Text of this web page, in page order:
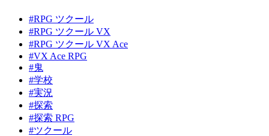
#RPG ツクール
#RPG ツクール VX
#RPG ツクール VX Ace
#VX Ace RPG
#鬼
#学校
#実況
#探索
#探索 RPG
#ツクール